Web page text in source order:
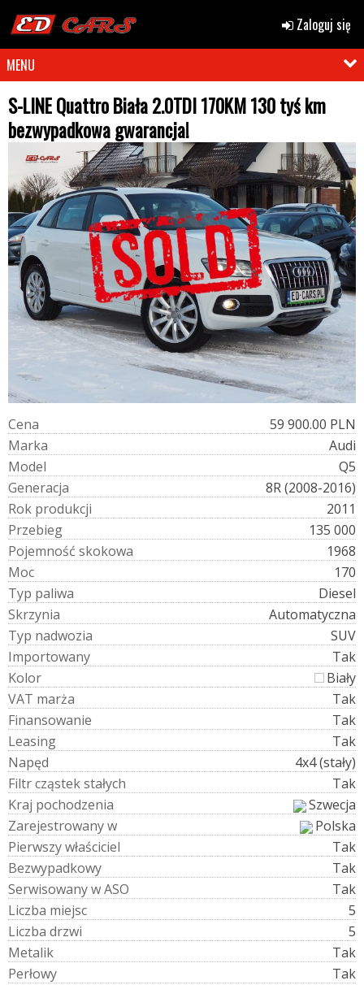
Zaloguj się
MENU
S-LINE Quattro Biała 2.0TDI 170KM 130 tyś km
bezwypadkowa gwarancja!
Cena
59 900.00 PLN
Marka
Audi
Model
Q5
Generacja
8R (2008-2016)
Rok produkcji
2011
Przebieg
135 000
Pojemność skokowa
1968
Moc
170
Typ paliwa
Diesel
Skrzynia
Automatyczna
Typ nadwozia
SUV
Importowany
Tak
Kolor
Biały
VAT marża
Tak
Finansowanie
Tak
Leasing
Tak
Napęd
4x4 (stały)
Filtrcząstekstałych
Tak
Kraj pochodzenia
Szwecja
Zarejestrowanyw
Polska
Pierwszywłaściciel
Tak
Bezwypadkowy
Tak
SerwisowanywASO
Tak
Liczba miejsc
5
Liczba drzwi
5
Metalik
Tak
Perłowy
Tak